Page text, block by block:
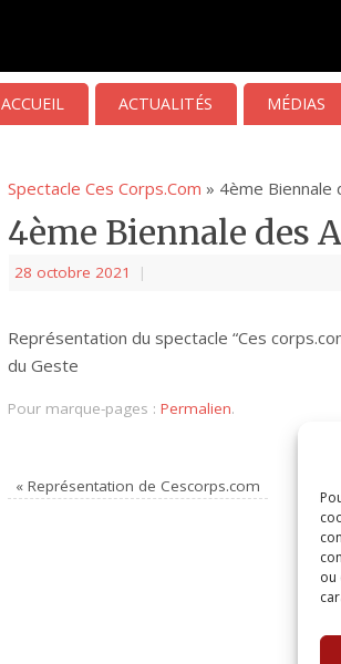
ou
ACCUEIL ACTUALITÉS MÉDIAS
Spectacle Ces Corps.Com » 4ème
4ème Biennale des
28 octobre 2021 |
Représentation du spectacle “Ces
du Geste
Pour marque-pages : Permalien.
« Représentation de Cescorps.com